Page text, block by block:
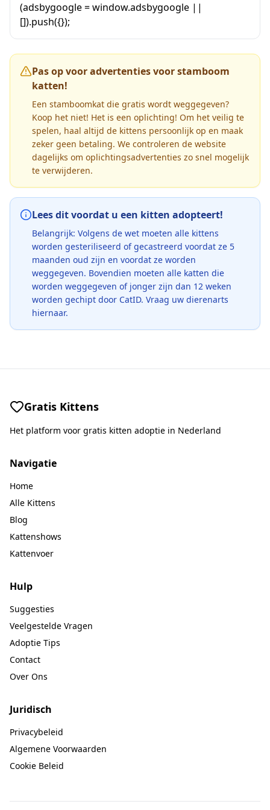
(adsbygoogle = window.adsbygoogle ||
[]).push({});
Pas op voor advertenties voor stamboom
katten!
Een stamboomkat die gratis wordt weggegeven?
Koop het niet! Het is een oplichting! Om het veilig te
spelen, haal altijd de kittens persoonlijk op en maak
zeker geen betaling. We controleren de website
dagelijks om oplichtingsadvertenties zo snel mogelijk
te verwijderen.
Lees dit voordat u een kitten adopteert!
Belangrijk: Volgens de wet moeten alle kittens
worden gesteriliseerd of gecastreerd voordat ze 5
maanden oud zijn en voordat ze worden
weggegeven. Bovendien moeten alle katten die
worden weggegeven of jonger zijn dan 12 weken
worden gechipt door CatID. Vraag uw dierenarts
hiernaar.
Gratis Kittens
Het platform voor gratis kitten adoptie in Nederland
Navigatie
Home
Alle Kittens
Blog
Kattenshows
Kattenvoer
Hulp
Suggesties
Veelgestelde Vragen
Adoptie Tips
Contact
Over Ons
Juridisch
Privacybeleid
Algemene Voorwaarden
Cookie Beleid